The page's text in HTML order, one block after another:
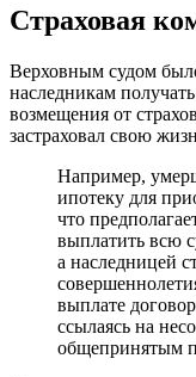
Страховая
Верховным судом
наследникам
возмещения от
застраховал свою
Например,
ипотеку для
что
выплатить всю
а наследницей
выплате
ссылаясь на
общепринятым